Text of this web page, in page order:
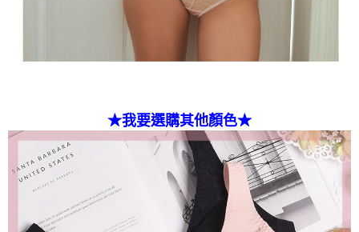
★我要選購其他顏色★